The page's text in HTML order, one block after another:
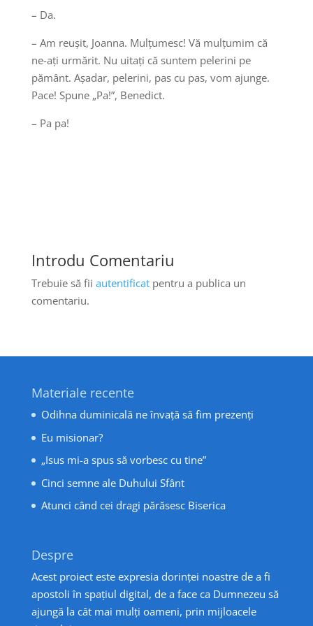
– Da.
– Am reușit, Joanna. Mulțumesc! Vă mulțumim că
ne-ați urmărit. Nu uitați că suntem pelerini pe
pământ. Așadar, pelerini, pas cu pas, vom ajunge.
Pace! Spune „Pa!”, Benedict.
– Pa pa!
Introdu Comentariu
Trebuie să fii autentificatpentru a publica un
comentariu.
Materiale recente
Odihna duminicală ne învață să fim prezenți
Eu misionar?
„Isus mi-a spus să vorbesc cu tine”
Cinci semne ale Duhului Sfânt
Atunci când cei dragi părăsesc Biserica
Despre
Acest proiect este expresia dorinței noastre de a fi
apostoli în spațiul digital, de a face ca Dumnezeu să
ajungă la cât mai mulți oameni, prin mijloacele